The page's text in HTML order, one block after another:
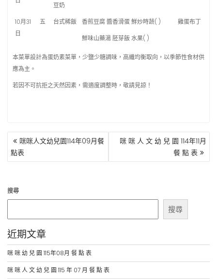
豆奶
10月31
日
五 台式稀飯 香煎豆腐 醬香滑蛋 鮮炒時蔬( )
雞蛋布丁
鮮味山藥湯 胚芽飯 水果( )
本菜單設計為蛋奶素菜單，少鹽少糖調味，高纖均衡取向，以季節性食材供
應為主。
若因不可抗拒之天然因素，需適度調整時，敬請見諒！
文
章
導
咪咪人文幼兒園114年09月餐
點表
咪 咪 人 文 幼 兒 園 114年11月
餐 點 表
搜尋
搜尋
近期文章
咪 咪 幼 兒 園 115年08月 餐 點 表
咪 咪 人 文 幼 兒 園 115 年 07 月 餐 點 表